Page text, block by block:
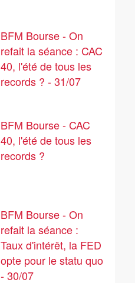
BFM Bourse - On
refait la séance : CAC
40, l'été de tous les
records ? - 31/07
BFM Bourse - CAC
40, l'été de tous les
records ?
BFM Bourse - On
refait la séance :
Taux d'intérêt, la FED
opte pour le statu quo
- 30/07